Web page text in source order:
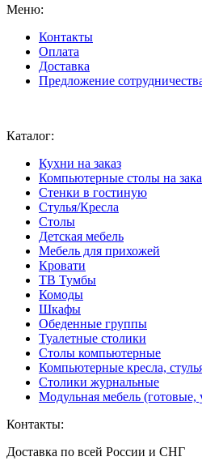
Меню:
Контакты
Оплата
Доставка
Предложение
Каталог:
Кухни на заказ
Компьютерные столы на
Стенки в гостиную
Стулья/Кресла
Столы
Детская мебель
Мебель для прихожей
Кровати
ТВ Тумбы
Комоды
Шкафы
Обеденные группы
Туалетные столики
Столы компьютерные
Компьютерные кресла,
Столики журнальные
Модульная мебель
Контакты:
Доставка по всей России и СНГ